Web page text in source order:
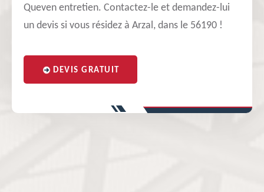
Queven entretien. Contactez-le et demandez-lui
un devis si vous résidez à Arzal, dans le 56190 !
DEVIS GRATUIT